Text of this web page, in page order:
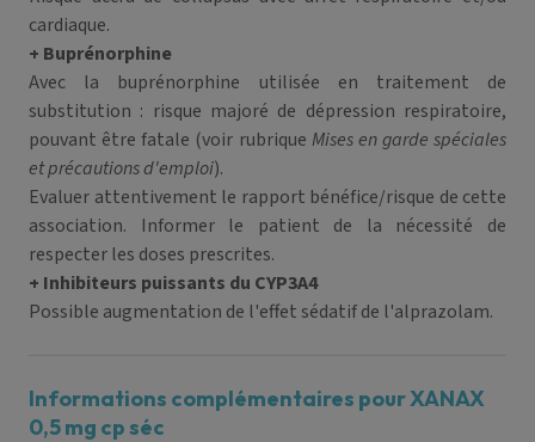
cardiaque.
+ Buprénorphine
Avec la buprénorphine utilisée en traitement de
substitution : risque majoré de dépression respiratoire,
pouvant être fatale (voir rubrique Mises en garde spéciales
et précautions d'emploi).
Evaluer attentivement le rapport bénéfice/risque de cette
association. Informer le patient de la nécessité de
respecter les doses prescrites.
+ Inhibiteurs puissants du CYP3A4
Possible augmentation de l'effet sédatif de l'alprazolam.
Informations complémentaires pour XANAX
0,5 mg cp séc